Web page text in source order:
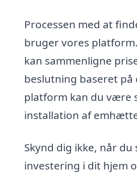
Processen med at
bruger vores
kan sammenligne
beslutning baseret på
platform kan du være
installation af
Skynd dig ikke, når
investering i dit hjem